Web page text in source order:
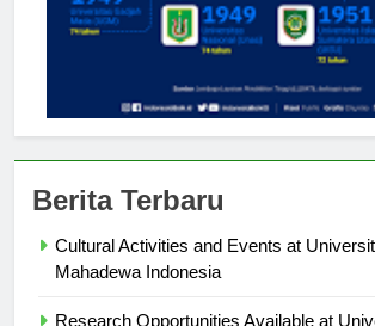
Berita Terbaru
Cultural Activities and Events at
Mahadewa Indonesia
Research Opportunities Available at